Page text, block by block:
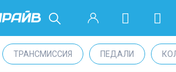
ТРАНСМИССИЯ ПЕДАЛИ